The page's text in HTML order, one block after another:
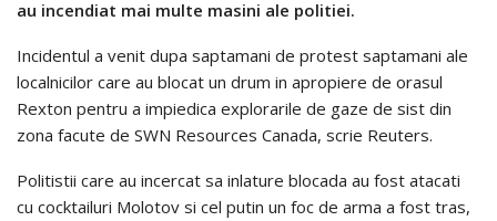
au incendiat mai multe masini ale politiei.
Incidentul a venit dupa saptamani de protest saptamani ale
localnicilor care au blocat un drum in apropiere de orasul
Rexton pentru a impiedica explorarile de gaze de sist din
zona facute de SWN Resources Canada, scrie Reuters.
Politistii care au incercat sa inlature blocada au fost atacati
cu cocktailuri Molotov si cel putin un foc de arma a fost tras,